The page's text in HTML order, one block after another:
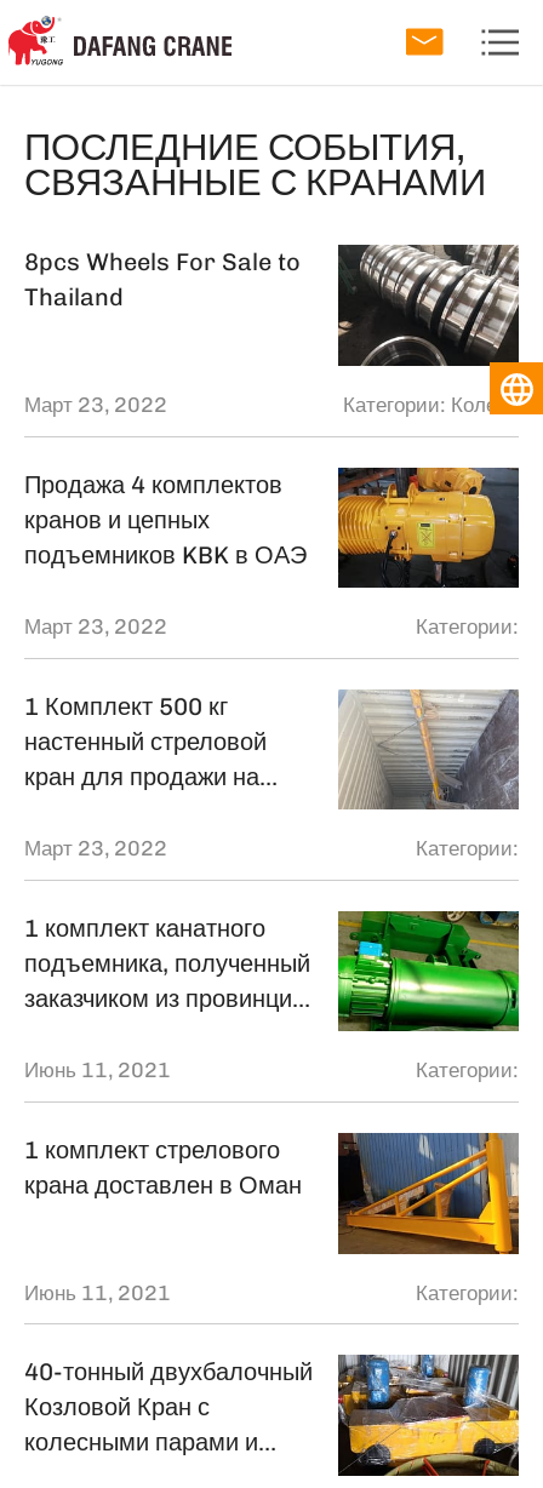
ПОСЛЕДНИЕ СОБЫТИЯ,
СВЯЗАННЫЕ С КРАНАМИ
8pcs Wheels For Sale to
Thailand
Март 23, 2022 Категории: Колесо
Продажа 4 комплектов
кранов и цепных
подъемников KBK в ОАЭ
Март 23, 2022 Категории:
1 Комплект 500 кг
настенный стреловой
кран для продажи на
Март 23, 2022 Категории:
1 комплект канатного
подъемника, полученный
заказчиком из провинции
Июнь 11, 2021 Категории:
1 комплект стрелового
крана доставлен в Оман
Июнь 11, 2021 Категории:
40-тонный двухбалочный
Козловой Кран с
колесными парами и